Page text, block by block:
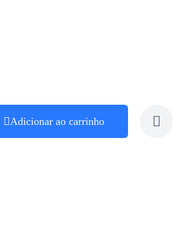
Adicionar ao carrinho